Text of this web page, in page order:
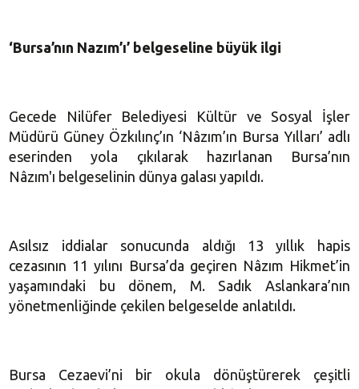
‘Bursa’nın Nazım’ı’ belgeseline büyük ilgi
Gecede Nilüfer Belediyesi Kültür ve Sosyal İşler
Müdürü Güney Özkılınç’ın ‘Nâzım’ın Bursa Yılları’ adlı
eserinden yola çıkılarak hazırlanan Bursa’nın
Nâzım'ı belgeselinin dünya galası yapıldı.
Asılsız iddialar sonucunda aldığı 13 yıllık hapis
cezasının 11 yılını Bursa’da geçiren Nâzım Hikmet’in
yaşamındaki bu dönem, M. Sadık Aslankara’nın
yönetmenliğinde çekilen belgeselde anlatıldı.
Bursa Cezaevi’ni bir okula dönüştürerek çeşitli